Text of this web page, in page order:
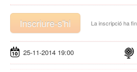
La inscripció ha
Inscriure-s'hi
25-11-2014 19:00